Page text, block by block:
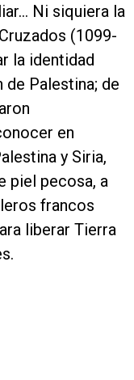
Ni siquiera la
(1099-
la identidad
Palestina; de
en
y Siria,
piel pecosa, a
francos
liberar Tierra